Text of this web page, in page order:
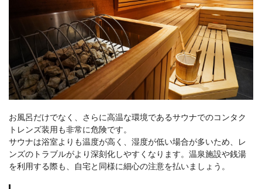
お風呂だけでなく、さらに高温な環境であるサウナでのコンタク
トレンズ装用も非常に危険です。
サウナは浴室よりも温度が高く、湿度が低い場合が多いため、レ
ンズのトラブルがより深刻化しやすくなります。温泉施設や銭湯
を利用する際も、自宅と同様に細心の注意を払いましょう。